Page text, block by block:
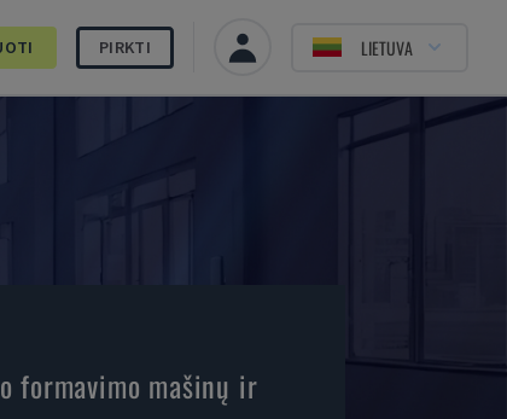
PIRKTI LIETUVA
formavimo mašinų ir